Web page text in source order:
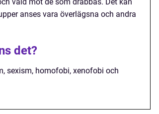
våld mot de som drabbas. Det kan
anses vara överlägsna och andra
det?
sexism, homofobi, xenofobi och